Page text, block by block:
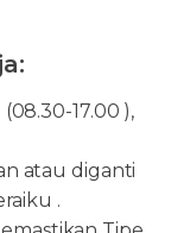
17.00 ),
atau diganti
.